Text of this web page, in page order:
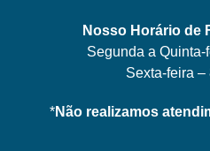
Nosso Horário de
Segunda a Quinta-
Sexta-feira –
*Não realizamos